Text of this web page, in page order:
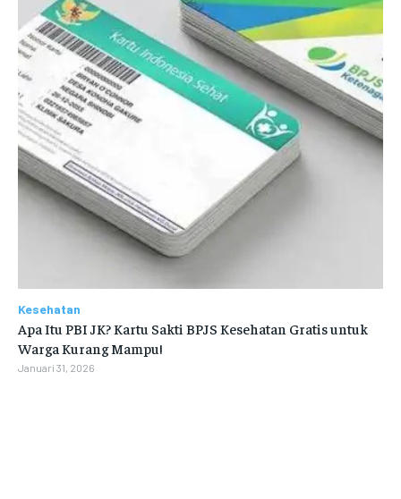
Kesehatan
Apa Itu PBI JK? Kartu Sakti BPJS Kesehatan Gratis untuk
Warga Kurang Mampu!
Januari 31, 2026